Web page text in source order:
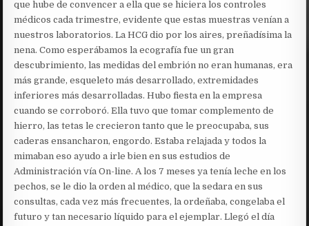
que hube de convencer a ella que se hiciera los controles
médicos cada trimestre, evidente que estas muestras venían a
nuestros laboratorios. La HCG dio por los aires, preñadísima la
nena. Como esperábamos la ecografía fue un gran
descubrimiento, las medidas del embrión no eran humanas, era
más grande, esqueleto más desarrollado, extremidades
inferiores más desarrolladas. Hubo fiesta en la empresa
cuando se corroboró. Ella tuvo que tomar complemento de
hierro, las tetas le crecieron tanto que le preocupaba, sus
caderas ensancharon, engordo. Estaba relajada y todos la
mimaban eso ayudo a irle bien en sus estudios de
Administración vía On-line. A los 7 meses ya tenía leche en los
pechos, se le dio la orden al médico, que la sedara en sus
consultas, cada vez más frecuentes, la ordeñaba, congelaba el
futuro y tan necesario líquido para el ejemplar. Llegó el día